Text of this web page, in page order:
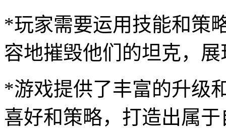
*玩家需要运用技能和策
容地摧毁他们的坦克，
*游戏提供了丰富的升级
喜好和策略，打造出属